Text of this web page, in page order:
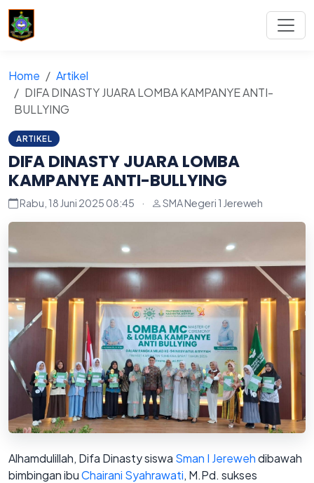
Home
Artikel
DIFA DINASTY JUARA LOMBA KAMPANYE ANTI-
BULLYING
ARTIKEL
DIFA DINASTY JUARA LOMBA
KAMPANYE ANTI-BULLYING
Rabu, 18 Juni 2025 08:45 · SMA Negeri 1 Jereweh
Alhamdulillah, Difa Dinasty siswa Sman I Jerewehdibawah
bimbingan ibuChairani Syahrawati, M.Pd. sukses